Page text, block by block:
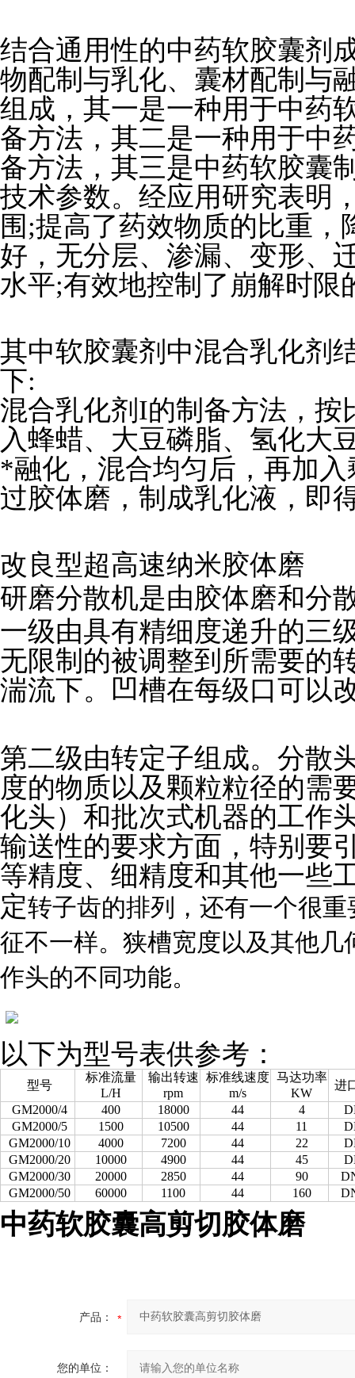
结合通用性的中药软胶囊剂
物配制与乳化、囊材配制与
组成，其一是一种用于中药
备方法，其二是一种用于中
备方法，其三是中药软胶囊
技术参数。经应用研究表明
围;提高了药效物质的比重
好，无分层、渗漏、变形、
水平;有效地控制了崩解时限
其中软胶囊剂中混合乳化剂
下:
混合乳化剂I的制备方法，按
入蜂蜡、大豆磷脂、氢化大
*融化，混合均匀后，再加
过胶体磨，制成乳化液，即
改良型超高速纳米胶体磨
研磨分散机是由胶体磨和分
一级由具有精细度递升的三
无限制的被调整到所需要的
湍流下。凹槽在每级口可以
第二级由转定子组成。分散
度的物质以及颗粒粒径的需
化头）和批次式机器的工作
输送性的要求方面，特别要
等精度、细精度和其他一些
定转子齿的排列，还有一个很
征不一样。狭槽宽度以及其他
作头的不同功能。
以下为型号表供参考：
型号
标准流量
L/H
输出转速
rpm
标准线速度
m/s
马达功率
KW
进
GM2000/4
400 18000 44 4
GM2000/5
1500 10500 44 11
GM2000/10
4000 7200 44 22
GM2000/20
10000 4900 44 45
GM2000/30
20000 2850 44 90
GM2000/50
60000 1100 44 160
中药软胶囊高剪切胶体磨
产品：
您的单位：